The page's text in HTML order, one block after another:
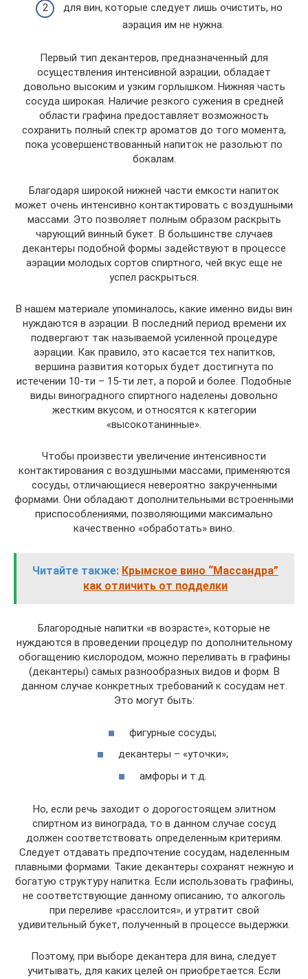
для вин, которые следует лишь очистить, но
аэрация им не нужна.
Первый тип декантеров, предназначенный для
осуществления интенсивной аэрации, обладает
довольно высоким и узким горлышком. Нижняя часть
сосуда широкая. Наличие резкого сужения в средней
области графина предоставляет возможность
сохранить полный спектр ароматов до того момента,
пока усовершенствованный напиток не разольют по
бокалам.
Благодаря широкой нижней части емкости напиток
может очень интенсивно контактировать с воздушными
массами. Это позволяет полным образом раскрыть
чарующий винный букет. В большинстве случаев
декантеры подобной формы задействуют в процессе
аэрации молодых сортов спиртного, чей вкус еще не
успел раскрыться.
В нашем материале упоминалось, какие именно виды вин
нуждаются в аэрации. В последний период времени их
подвергают так называемой усиленной процедуре
аэрации. Как правило, это касается тех напитков,
вершина развития которых будет достигнута по
истечении 10-ти – 15-ти лет, а порой и более. Подобные
виды виноградного спиртного наделены довольно
жестким вкусом, и относятся к категории
«высокотанинные».
Чтобы произвести увеличение интенсивности
контактирования с воздушными массами, применяются
сосуды, отличающиеся невероятно закрученными
формами. Они обладают дополнительными встроенными
приспособлениями, позволяющими максимально
качественно «обработать» вино.
Читайте также: Крымское вино “Массандра”
как отличить от подделки
Благородные напитки «в возрасте», которые не
нуждаются в проведении процедур по дополнительному
обогащению кислородом, можно переливать в графины
(декантеры) самых разнообразных видов и форм. В
данном случае конкретных требований к сосудам нет.
Это могут быть:
фигурные сосуды;
декантеры – «уточки»;
амфоры и т.д.
Но, если речь заходит о дорогостоящем элитном
спиртном из винограда, то в данном случае сосуд
должен соответствовать определенным критериям.
Следует отдавать предпочтение сосудам, наделенным
плавными формами. Такие декантеры сохранят нежную и
богатую структуру напитка. Если использовать графины,
не соответствующие данному описанию, то алкоголь
при переливе «расслоится», и утратит свой
удивительный букет, полученный в процессе выдержки.
Поэтому, при выборе декантера для вина, следует
учитывать, для каких целей он приобретается. Если